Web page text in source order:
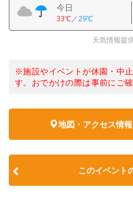
今日
33℃／29℃
天気情報提
※施設やイベントが休園・中
す。おでかけの際は事前にご確
地図・アクセス情
このイベント